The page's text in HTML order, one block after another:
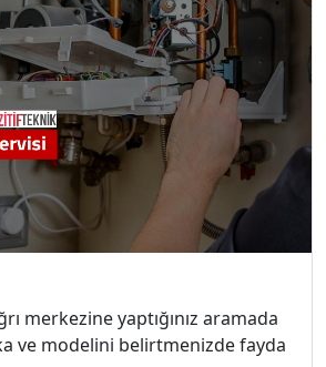
merkezine yaptığınız aramada
ve modelini belirtmenizde fayda